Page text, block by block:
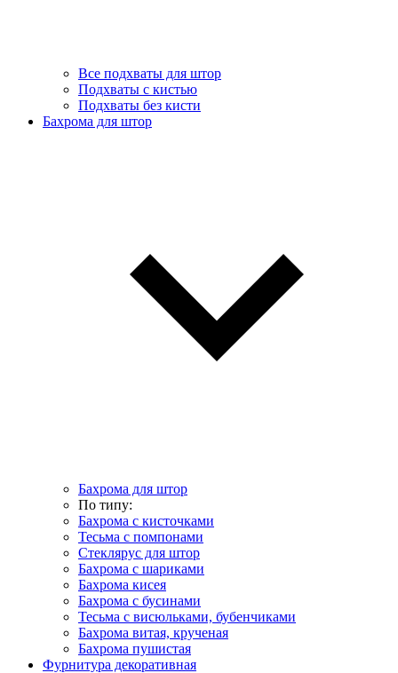
Все подхваты для штор
Подхваты с кистью
Подхваты без кисти
Бахрома для штор
Бахрома для штор
По типу:
Бахрома с кисточками
Тесьма с помпонами
Стеклярус для штор
Бахрома с шариками
Бахрома кисея
Бахрома с бусинами
Тесьма с висюльками, бубенчиками
Бахрома витая, крученая
Бахрома пушистая
Фурнитура декоративная